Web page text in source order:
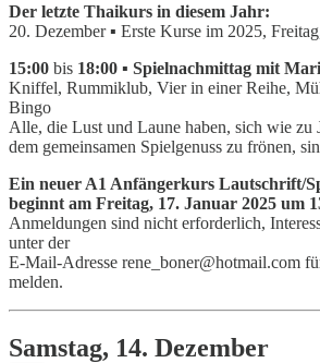
Der letzte Thaikurs in diesem Jahr:
20. Dezember▪ Erste Kurse im 2025,
15:00 bis 18:00 ▪ Spielnachmittag mit
Kniffel, Rummiklub, Vier in einer Reihe,
Bingo
Alle, die Lust und Laune haben, sich wie zu
dem gemeinsamen Spielgenuss zu frönen,
Ein neuer A1 Anfängerkurs Lautschrift/
beginnt am Freitag, 17. Januar 2025 um
Anmeldungen sind nicht erforderlich,
unter der
E-Mail-Adresse rene_boner@hotmail.com
melden.
Samstag, 14. Dezember